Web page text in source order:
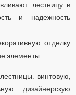
лестницу в
и надежность
отделку
элементы.
винтовую,
дизайнерскую